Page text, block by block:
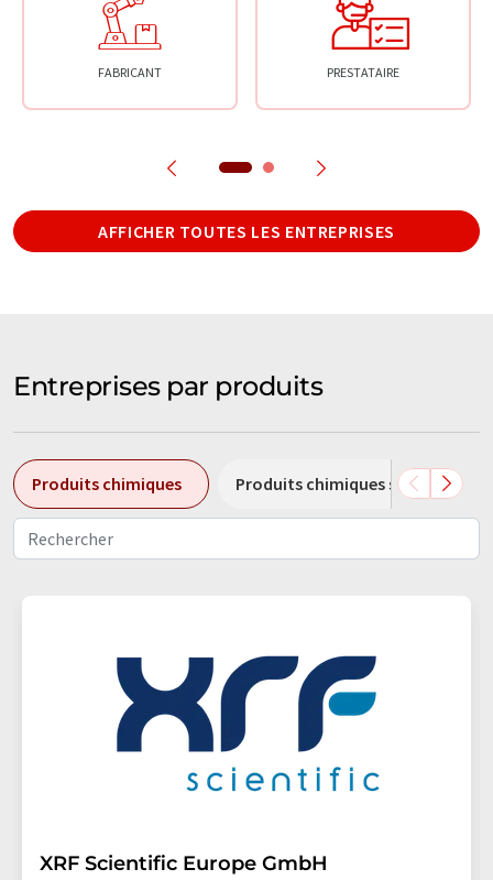
FABRICANT PRESTATAIRE
AFFICHER TOUTES LES ENTREPRISES
Entreprises par produits
Produits chimiques Produits chimiques spéciaux
XRF Scientific Europe GmbH